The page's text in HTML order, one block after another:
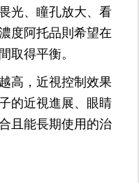
光、瞳孔放大、看
度阿托品則希望在
取得平衡。
高，近視控制效果
的近視進展、眼睛
且能長期使用的治